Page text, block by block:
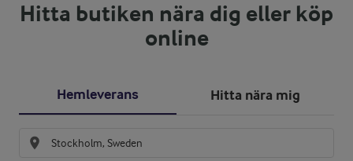
Hitta butiken nära dig eller köp
online
Hemleverans Hitta nära mig